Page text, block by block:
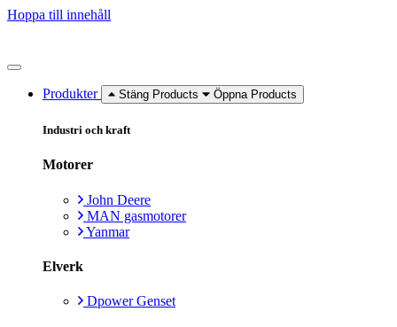
Hoppa till innehåll
Produkter Stäng Products Öppna Products
Industri och kraft
Motorer
John Deere
MAN gasmotorer
Yanmar
Elverk
Dpower Genset